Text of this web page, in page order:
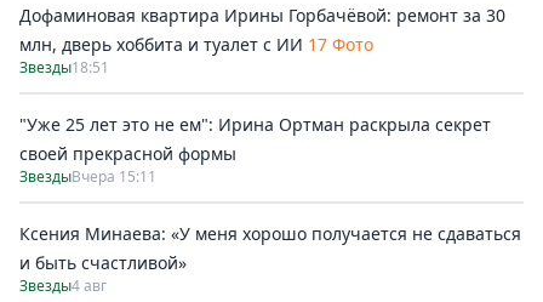
Дофаминовая квартира Ирины Горбачёвой: ремонт за 30
млн, дверь хоббита и туалет с ИИ 17 Фото
Звезды18:51
"Уже 25 лет это не ем": Ирина Ортман раскрыла секрет
своей прекрасной формы
ЗвездыВчера 15:11
Ксения Минаева: «У меня хорошо получается не сдаваться
и быть счастливой»
Звезды4 авг